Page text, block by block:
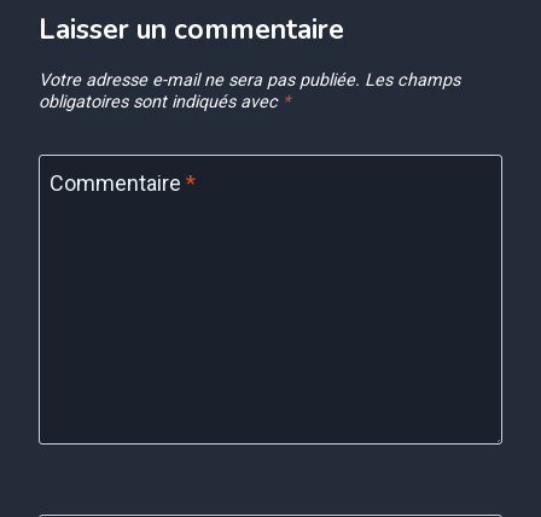
Laisser un commentaire
Votre adresse e-mail ne sera pas publiée. Les champs
obligatoires sont indiqués avec *
Commentaire *